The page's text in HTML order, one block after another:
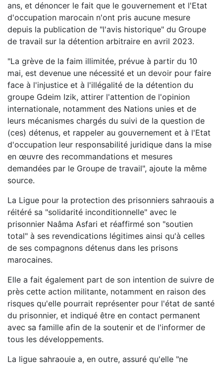
ans, et dénoncer le fait que le gouvernement et l'Etat
d'occupation marocain n'ont pris aucune mesure
depuis la publication de "l'avis historique" du Groupe
de travail sur la détention arbitraire en avril 2023.
"La grève de la faim illimitée, prévue à partir du 10
mai, est devenue une nécessité et un devoir pour faire
face à l'injustice et à l'illégalité de la détention du
groupe Gdeim Izik, attirer l'attention de l'opinion
internationale, notamment des Nations unies et de
leurs mécanismes chargés du suivi de la question de
(ces) détenus, et rappeler au gouvernement et à l'Etat
d'occupation leur responsabilité juridique dans la mise
en œuvre des recommandations et mesures
demandées par le Groupe de travail", ajoute la même
source.
La Ligue pour la protection des prisonniers sahraouis a
réitéré sa "solidarité inconditionnelle" avec le
prisonnier Naâma Asfari et réaffirmé son "soutien
total" à ses revendications légitimes ainsi qu'à celles
de ses compagnons détenus dans les prisons
marocaines.
Elle a fait également part de son intention de suivre de
près cette action militante, notamment en raison des
risques qu'elle pourrait représenter pour l'état de santé
du prisonnier, et indiqué être en contact permanent
avec sa famille afin de la soutenir et de l'informer de
tous les développements.
La ligue sahraouie a, en outre, assuré qu'elle "ne